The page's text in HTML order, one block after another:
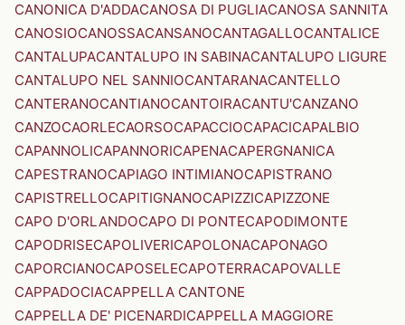
CANONICA D'ADDACANOSA DI PUGLIACANOSA SANNITA
CANOSIOCANOSSACANSANOCANTAGALLOCANTALICE
CANTALUPACANTALUPO IN SABINACANTALUPO LIGURE
CANTALUPO NEL SANNIOCANTARANACANTELLO
CANTERANOCANTIANOCANTOIRACANTU'CANZANO
CANZOCAORLECAORSOCAPACCIOCAPACICAPALBIO
CAPANNOLICAPANNORICAPENACAPERGNANICA
CAPESTRANOCAPIAGO INTIMIANOCAPISTRANO
CAPISTRELLOCAPITIGNANOCAPIZZICAPIZZONE
CAPO D'ORLANDOCAPO DI PONTECAPODIMONTE
CAPODRISECAPOLIVERICAPOLONACAPONAGO
CAPORCIANOCAPOSELECAPOTERRACAPOVALLE
CAPPADOCIACAPPELLA CANTONE
CAPPELLA DE' PICENARDICAPPELLA MAGGIORE